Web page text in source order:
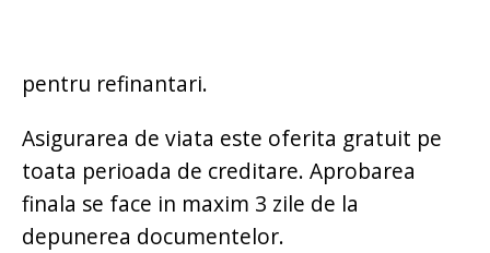
pentru refinantari.
Asigurarea de viata este oferita gratuit pe
toata perioada de creditare. Aprobarea
finala se face in maxim 3 zile de la
depunerea documentelor.